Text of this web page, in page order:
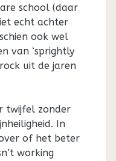
school (daar
echt achter
ook wel
van ‘sprightly
uit de jaren
twijfel zonder
In
of het beter
working